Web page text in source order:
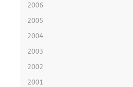
2006
2005
2004
2003
2002
2001